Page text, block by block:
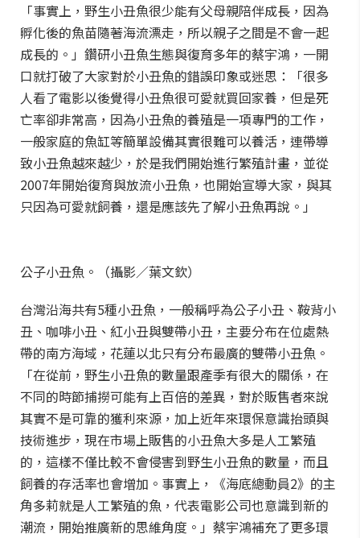
「事實上，野生小丑魚很少能有父母親陪伴成長，因為
孵化後的魚苗隨著海流漂走，所以親子之間是不會一起
成長的。」鑽研小丑魚生態與復育多年的蔡宇鴻，一開
口就打破了大家對於小丑魚的錯誤印象或迷思：「很多
人看了電影以後覺得小丑魚很可愛就買回家養，但是死
亡率卻非常高，因為小丑魚的養殖是一項專門的工作，
一般家庭的魚缸等簡單設備其實很難可以養活，連帶導
致小丑魚越來越少，於是我們開始進行繁殖計畫，並從
2007年開始復育與放流小丑魚，也開始宣導大家，與其
只因為可愛就飼養，還是應該先了解小丑魚再說。」
公子小丑魚。（攝影／葉文欽）
台灣沿海共有5種小丑魚，一般稱呼為公子小丑、鞍背小
丑、咖啡小丑、紅小丑與雙帶小丑，主要分布在位處熱
帶的南方海域，花蓮以北只有分布最廣的雙帶小丑魚。
「在從前，野生小丑魚的數量跟產季有很大的關係，在
不同的時節捕撈可能有上百倍的差異，對於販售者來說
其實不是可靠的獲利來源，加上近年來環保意識抬頭與
技術進步，現在市場上販售的小丑魚大多是人工繁殖
的，這樣不僅比較不會侵害到野生小丑魚的數量，而且
飼養的存活率也會增加。事實上，《海底總動員2》的主
角多莉就是人工繁殖的魚，代表電影公司也意識到新的
潮流，開始推廣新的思維角度。」蔡宇鴻補充了更多環